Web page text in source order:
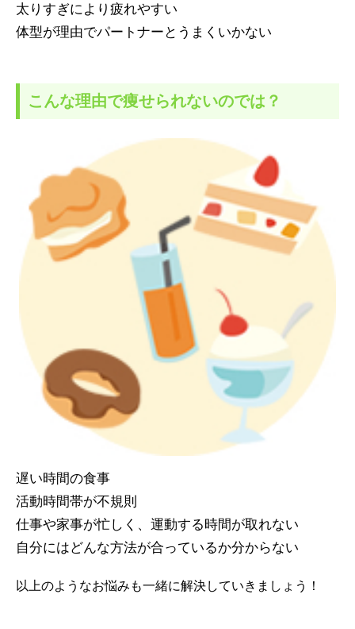
太りすぎにより疲れやすい
体型が理由でパートナーとうまくいかない
こんな理由で痩せられないのでは？
遅い時間の食事
活動時間帯が不規則
仕事や家事が忙しく、運動する時間が取れない
自分にはどんな方法が合っているか分からない
以上のようなお悩みも一緒に解決していきましょう！